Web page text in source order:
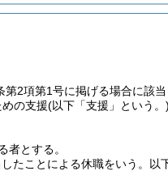
第2項第1号に掲げる場合に該
の支援(以下「支援」という。)
者とする。
たことによる休職をいう。以